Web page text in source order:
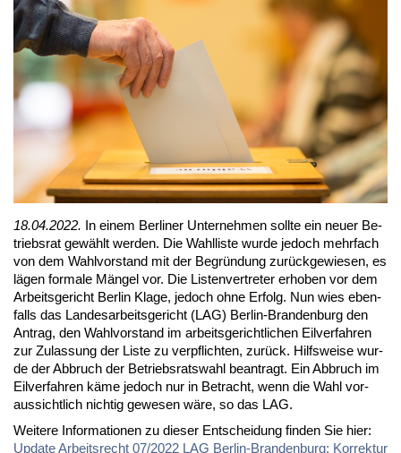
18.04.2022. In ei­nem Ber­li­ner Un­ter­neh­men soll­te ein neu­er Be­
triebs­rat ge­wählt wer­den. Die Wahl­lis­te wur­de je­doch mehr­fach
von dem Wahl­vor­stand mit der Be­grün­dung zu­rück­ge­wie­sen, es
lä­gen for­ma­le Män­gel vor. Die Lis­ten­ver­tre­ter er­ho­ben vor dem
Ar­beits­ge­richt Ber­lin Kla­ge, je­doch oh­ne Er­folg. Nun wies eben­
falls das Lan­des­ar­beits­ge­richt (LAG) Ber­lin-Bran­den­burg den
An­trag, den Wahl­vor­stand im ar­beits­ge­richt­li­chen Eil­ver­fah­ren
zur Zu­las­sung der Lis­te zu ver­pflich­ten, zu­rück. Hilfs­wei­se wur­
de der Ab­bruch der Be­triebs­rats­wahl be­an­tragt. Ein Ab­bruch im
Eil­ver­fah­ren kä­me je­doch nur in Be­tracht, wenn die Wahl vor­
aus­sicht­lich nich­tig ge­we­sen wä­re, so das LAG.
Wei­te­re In­for­ma­tio­nen zu die­ser Ent­schei­dung fin­den Sie hier:
Up­date Ar­beits­recht 07/2022 LAG Ber­lin-Bran­den­burg: Kor­rek­tur